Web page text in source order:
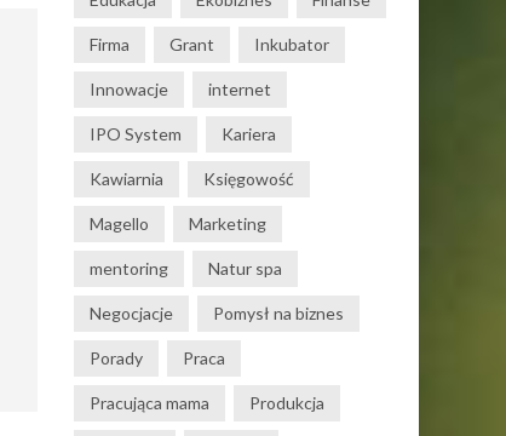
Firma Grant Inkubator
Innowacje internet
IPO System Kariera
Kawiarnia Księgowość
Magello Marketing
mentoring Natur spa
Negocjacje Pomysł na biznes
Porady Praca
Pracująca mama Produkcja